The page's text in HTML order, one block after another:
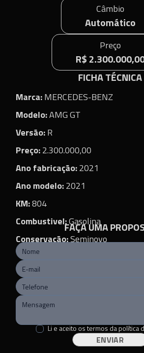
Câmbio
Automático
Preço
R$
FICHA TÉCNICA
Marca:MERCEDES-BENZ
Modelo:AMG GT
Versão:R
Preço:2.300.000,00
Ano fabricação:2021
Ano modelo:2021
KM:804
Combustivel:Gasolina
Conservação:Seminovo
Transmissão
Portas
Cor: Verde
Blindado: Não
Bluetooth:Não
Não
FAÇA UMA
Li e aceito os termos dapolítica
ENVIAR